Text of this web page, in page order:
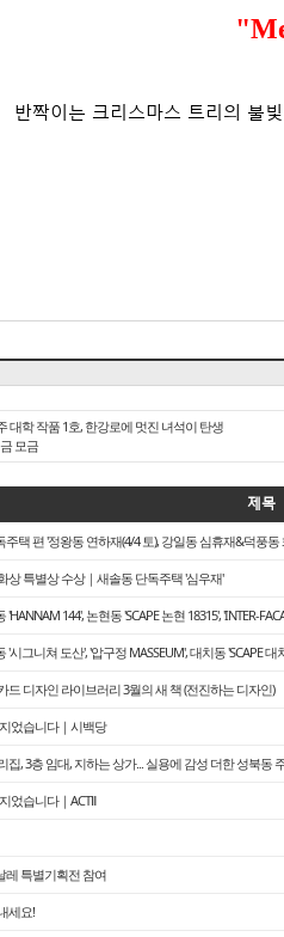
반짝이는 크리스마스 트리의 불
대학 작품 1호, 한강로에 멋진 녀석이 탄생
모금
제목
택 편 '정왕동 연하재(4/4 토), 강일동 심휴재&덕풍동
상 특별상 수상｜새솔동 단독주택 '심우재'
144', 논현동 'SCAPE 논현 18315', 'INTER-
그니쳐 도산', '압구정 MASSEUM', 대치동 'SCAPE 대
드 디자인 라이브러리 3월의 새 책 (전진하는 디자인)
었습니다｜시백당
집, 3층 임대, 지하는 상가... 실용에 감성 더한 성북동
었습니다｜ACTⅡ
레 특별기획전 참여
세요!